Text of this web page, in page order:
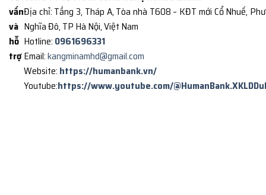
vấn
và
hỗ
trợ
Địa chỉ: Tầng 3, Tháp A, Tòa nhà T608 – KĐT mới Cổ Nhuế,
Nghĩa Đô, TP Hà Nội, Việt Nam
Hotline: 0961696331
Email:kangminamhd@gmail.com
Website: https://humanbank.vn/
Youtube:https://www.youtube.com/